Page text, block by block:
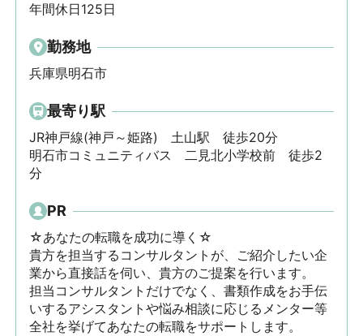
年間休日125日
勤務地
兵庫県明石市
最寄り駅
JR神戸線(神戸～姫路)　土山駅　徒歩20分
明石市コミュニティバス　二見北小学校前　徒歩2
分
PR
☆あなたの転職を成功に導く☆
貴方を担当するコンサルタントが、ご紹介したい企
業から直接話を伺い、貴方のご提案を行います。
担当コンサルタントだけでなく、書類作成をお手伝
いするアシスタントや悩み相談に応じるメンター等
全社を挙げてあなたの転職をサポートします。